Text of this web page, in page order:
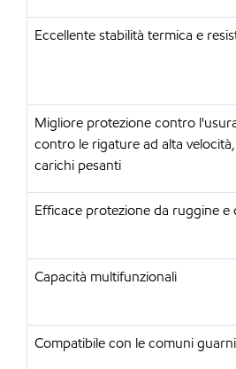
Eccellente stabilità termica e
Migliore protezione contro
contro le rigature ad alta
carichi pesanti
Efficace protezione da ruggine e
Capacità multifunzionali
Compatibile con le comuni